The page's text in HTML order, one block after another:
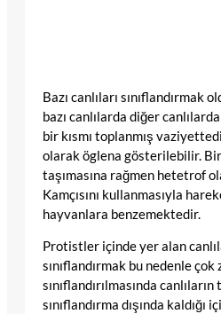
Bazı canlıları sınıflandırmak
bazı canlılarda diğer
bir kısmı toplanmış
olarak öglena gösterilebilir.
taşımasına rağmen hetetrof
Kamçısını kullanmasıyla
hayvanlara benzemektedir.
Protistler içinde yer alan
sınıflandırmak bu nedenle çok
sınıflandırılmasında
sınıflandırma dışında kaldığı